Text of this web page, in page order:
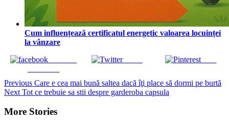
Cum influențează certificatul energetic valoarea locuinței
la vânzare
Tweet Save
Continue
Reading
Previous Care e cea mai bună saltea dacă îţi place să dormi pe burtă
Next Tot ce trebuie sa stii despre garderoba capsula
More Stories